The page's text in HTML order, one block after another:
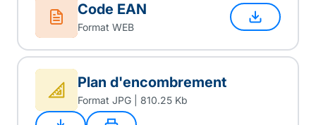
Code EAN
Format WEB
Plan d'encombrement
Format JPG | 810.25 Kb